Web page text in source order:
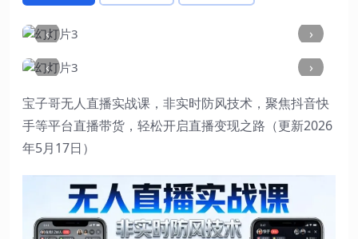
‹
›
‹
›
宝子哥无人直播实战课，非实时防风技术，聚焦抖音快
手等平台直播带货，轻松开启直播变现之路（更新2026
年5月17日）